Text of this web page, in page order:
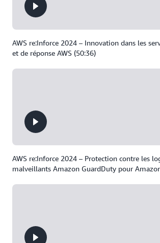
AWS re:Inforce 2024 – Innovation dans les
et de réponse AWS (50:36)
AWS re:Inforce 2024 – Protection contre les
malveillants Amazon GuardDuty pour